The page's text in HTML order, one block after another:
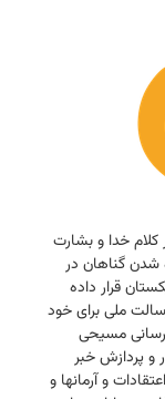
خدا و بشارت
گناهان در
قرار داده
ملی برای خود
رسانی مسیحی
و پردازش خبر
و آرمانها و